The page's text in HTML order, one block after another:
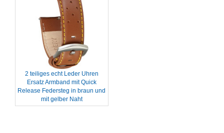
2 teiliges echt Leder Uhren
Ersatz Armband mit Quick
Release Federsteg in braun und
mit gelber Naht